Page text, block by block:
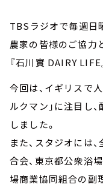
TBSラジオで毎週日
農家の皆様のご協力
『石川實 DAIRY LIFE
今回は、イギリスで
ルクマン」に注目し
しました。
また、スタジオには
合会、東京都公衆浴
場商業協同組合の副